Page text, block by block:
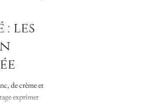
: les
de crème et
exprimer